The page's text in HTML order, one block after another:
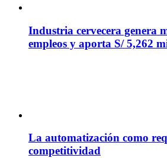
Industria cervecera genera
empleos y aporta S/ 5,262
La automatización como
competitividad